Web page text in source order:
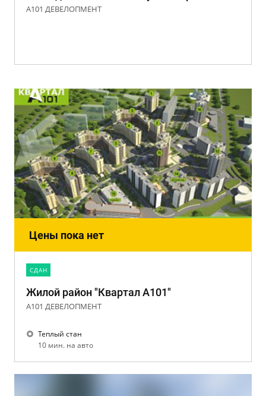
А101 ДЕВЕЛОПМЕНТ
Цены пока нет
CДАН
Жилой район "Квартал А101"
А101 ДЕВЕЛОПМЕНТ
Теплый стан
10 мин. на авто